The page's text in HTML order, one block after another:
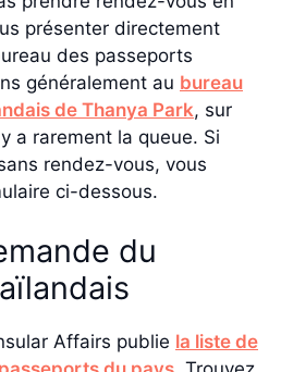
présenter directement
des passeports
généralement au bureau
de Thanya Park, sur
a rarement la queue. Si
rendez-vous, vous
ci-dessous.
du
Affairs publie la liste de